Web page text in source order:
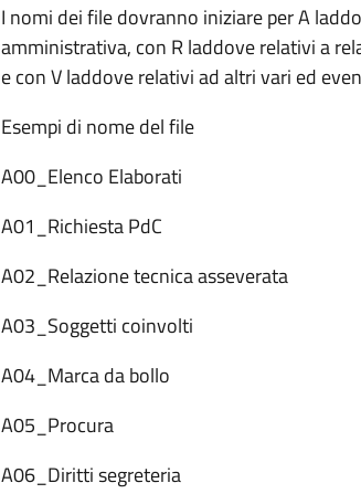
I nomi dei file dovranno iniziare per A
amministrativa, con R laddove relativi a
e con V laddove relativi ad altri vari ed
Esempi di nome del file
A00_Elenco Elaborati
A01_Richiesta PdC
A02_Relazione tecnica asseverata
A03_Soggetti coinvolti
A04_Marca da bollo
A05_Procura
A06_Diritti segreteria